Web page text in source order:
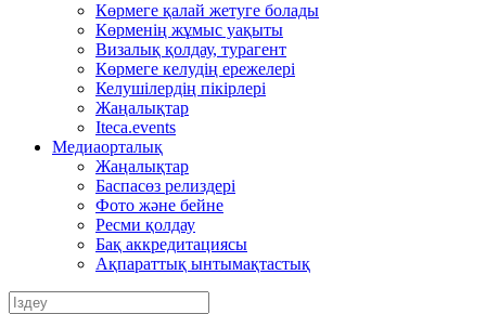
Көрмеге қалай жетуге болады
Көрменің жұмыс уақыты
Визалық қолдау, турагент
Көрмеге келудің ережелері
Келушілердің пікірлері
Жаңалықтар
Iteca.events
Медиаорталық
Жаңалықтар
Баспасөз релиздері
Фото және бейне
Ресми қолдау
Бақ аккредитациясы
Ақпараттық ынтымақтастық